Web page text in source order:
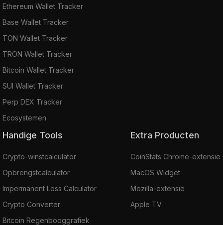
Ethereum Wallet Tracker
Base Wallet Tracker
TON Wallet Tracker
TRON Wallet Tracker
Bitcoin Wallet Tracker
SUI Wallet Tracker
Perp DEX Tracker
Ecosystemen
Handige Tools
Crypto-winstcalculator
Opbrengstcalculator
Impermanent Loss Calculator
Crypto Converter
Bitcoin Regenbooggrafiek
Extra Producten
CoinStats Chrome-extensie
MacOS Widget
Mozilla-extensie
Apple TV